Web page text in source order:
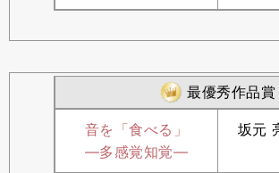
最優秀作品賞
音を「食べる」
―多感覚知覚―
坂元